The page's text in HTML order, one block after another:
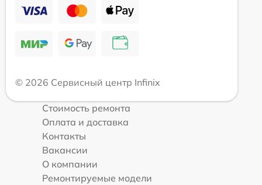
© 2026 Сервисный центр Infinix
Стоимость ремонта
Оплата и доставка
Контакты
Вакансии
О компании
Ремонтируемые модели